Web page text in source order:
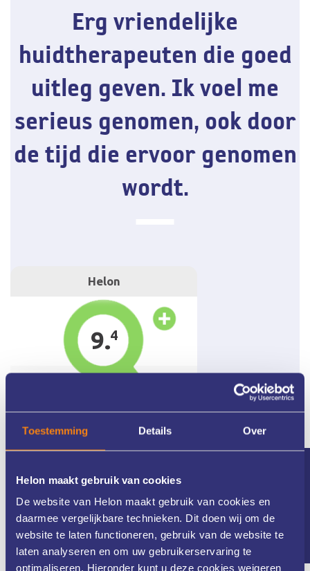
Toestemming Details Over
Helon maakt gebruik van cookies
De website van Helon maakt gebruik van cookies en
daarmee vergelijkbare technieken. Dit doen wij om de
website te laten functioneren, gebruik van de website te
laten analyseren en om uw gebruikerservaring te
optimaliseren. Hieronder kunt u deze cookies weigeren
Erg vriendelijke
huidtherapeuten die goed
uitleg geven. Ik voel me
serieus genomen, ook door
de tijd die ervoor genomen
wordt.